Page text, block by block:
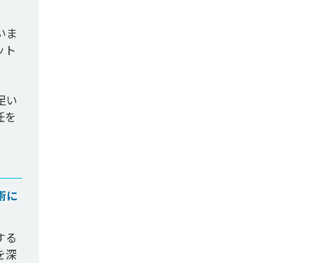
ま
ト
い
を
に
る
深